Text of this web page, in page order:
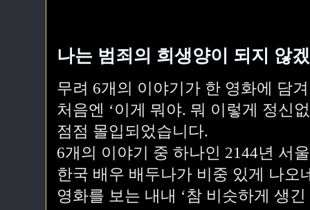
나는 범죄의 희생양이 되지 않
무려 6개의 이야기가 한 영화에 담
처음엔 ‘이게 뭐야. 뭐 이렇게 정신
점점 몰입되었습니다.
6개의 이야기 중 하나인 2144년 서
한국 배우 배두나가 비중 있게 나오
영화를 보는 내내 ‘참 비슷하게 생